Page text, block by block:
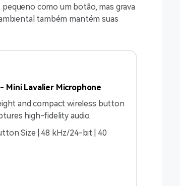
como um botão, mas grava
também mantém suas
Mini Lavalier Microphone
and compact wireless button
high-fidelity audio.
Size | 48 kHz/24-bit | 40